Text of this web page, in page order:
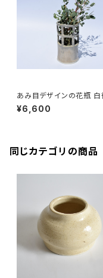
あみ目デザインの花瓶 白御影
土×白鼠結晶釉
¥6,600
同じカテゴリの商品